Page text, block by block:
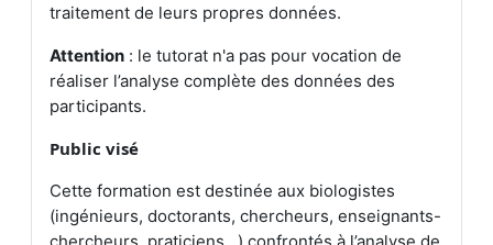
traitement de leurs propres données.
Attention : le tutorat n'a pas pour vocation de
réaliser l’analyse complète des données des
participants.
Public visé
Cette formation est destinée aux biologistes
(ingénieurs, doctorants, chercheurs, enseignants-
chercheurs, praticiens…) confrontés à l’analyse de